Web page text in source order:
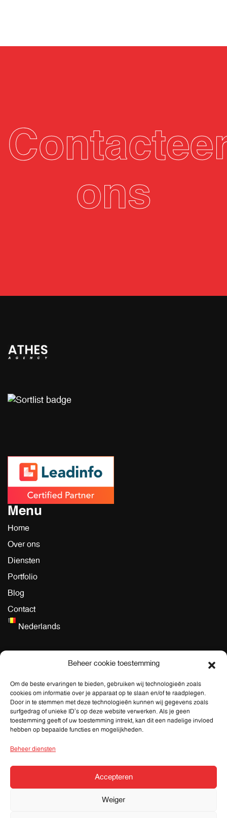
Beheer cookie toestemming
Om de beste ervaringen te bieden, gebruiken wij technologieën zoals
cookies om informatie over je apparaat op te slaan en/of te raadplegen.
Door in te stemmen met deze technologieën kunnen wij gegevens zoals
surfgedrag of unieke ID's op deze website verwerken. Als je geen
toestemming geeft of uw toestemming intrekt, kan dit een nadelige invloed
hebben op bepaalde functies en mogelijkheden.
Beheer diensten
Accepteren
Weiger
ons
Menu
Home
Over ons
Diensten
Portfolio
Blog
Contact
Nederlands
Algemeen
Algemene Voorwaarden dienstverlening
Privacy Policy
Adres
Boterlaarbaan 418,
Contactgegevens